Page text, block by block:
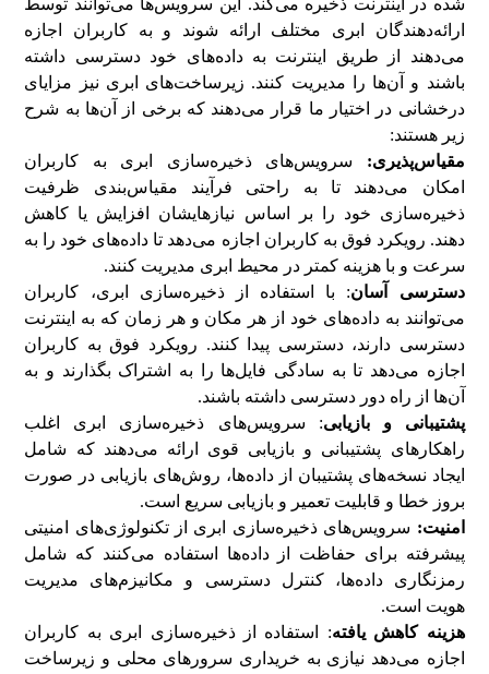
شده در اینترنت ذخیره می‌کند. این سرویس‌ها می‌توانند توسط
ارائه‌دهندگان ابری مختلف ارائه شوند و به کاربران اجازه
می‌دهند از طریق اینترنت به داده‌های خود دسترسی داشته
باشند و آن‌ها را مدیریت کنند. زیرساخت‌های ابری نیز مزایای
درخشانی در اختیار ما قرار می‌دهند که برخی از آن‌ها به شرح
زیر هستند:
مقیاس‌پذیری: سرویس‌های ذخیره‌سازی ابری به کاربران
امکان می‌دهند تا به راحتی فرآیند مقیاس‌بندی ظرفیت
ذخیره‌سازی خود را بر اساس نیازهایشان افزایش یا کاهش
دهند. رویکرد فوق به کاربران اجازه می‌دهد تا داده‌های خود را به
سرعت و با هزینه کمتر در محیط ابری مدیریت کنند.
دسترسی آسان: با استفاده از ذخیره‌سازی ابری، کاربران
می‌توانند به داده‌های خود از هر مکان و هر زمان که به اینترنت
دسترسی دارند، دسترسی پیدا کنند. رویکرد فوق به کاربران
اجازه می‌دهد تا به سادگی فایل‌ها را به اشتراک بگذارند و به
آن‌ها از راه دور دسترسی داشته باشند.
پشتیبانی و بازیابی: سرویس‌های ذخیره‌سازی ابری اغلب
راهکارهای پشتیبانی و بازیابی قوی ارائه می‌دهند که شامل
ایجاد نسخه‌های پشتیبان از داده‌ها، روش‌های بازیابی در صورت
بروز خطا و قابلیت تعمیر و بازیابی سریع است.
امنیت: سرویس‌های ذخیره‌سازی ابری از تکنولوژی‌های امنیتی
پیشرفته برای حفاظت از داده‌ها استفاده می‌کنند که شامل
رمزنگاری داده‌ها، کنترل دسترسی و مکانیزم‌های مدیریت
هویت است.
هزینه کاهش یافته: استفاده از ذخیره‌سازی ابری به کاربران
اجازه می‌دهد نیازی به خریداری سرورهای محلی و زیرساخت